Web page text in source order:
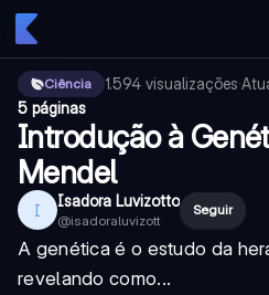
Ciência 1.594 visualizações·
5 páginas
Introdução à
Mendel
I Isadora Luvizotto
@isadoraluvizott
Seguir
A genética é o estudo da
revelando como...